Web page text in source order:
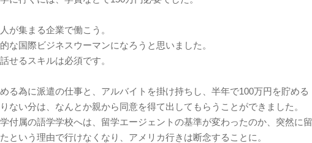
が集まる企業で働こう。
な国際ビジネスウーマンになろうと思いました。
せるスキルは必須です。
る為に派遣の仕事と、アルバイトを掛け持ちし、半年で100万円を貯める
ない分は、なんとか親から同意を得て出してもらうことができました。
付属の語学学校へは、留学エージェントの基準が変わったのか、突然に留
という理由で行けなくなり、アメリカ行きは断念することに。